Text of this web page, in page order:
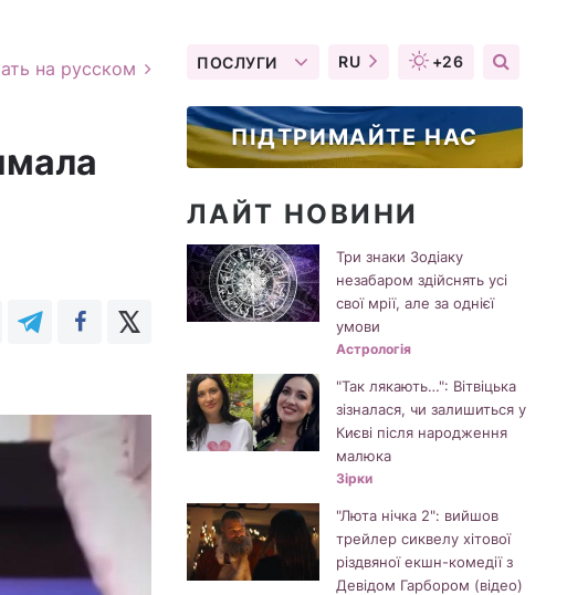
на русском ПОСЛУГИ RU +26
ПІДТРИМАЙТЕ НАС
ЛАЙТ НОВИНИ
Три знаки Зодіаку
незабаром здійснять усі
свої мрії, але за однієї
умови
Астрологія
"Так лякають…": Вітвіцька
зізналася, чи залишиться у
Києві після народження
малюка
Зірки
"Люта нічка 2": вийшов
трейлер сиквелу хітової
різдвяної екшн-комедії з
Девідом Гарбором (відео)